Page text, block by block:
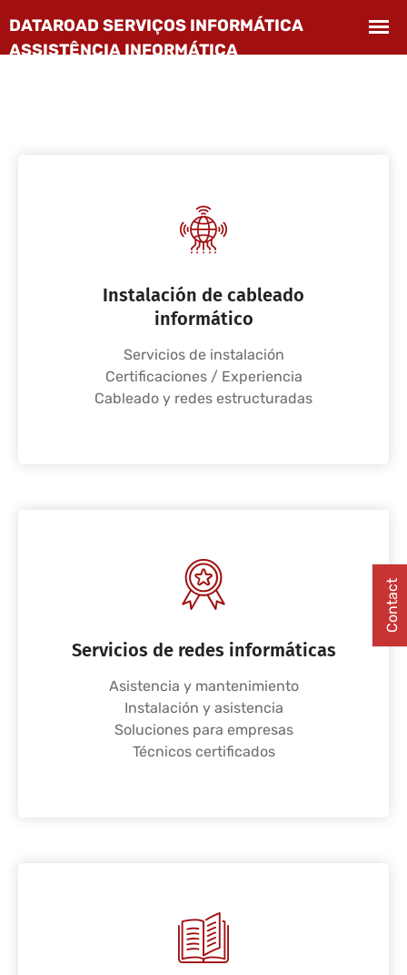
Instalación de cableado
informático
Servicios de instalación
Certificaciones / Experiencia
Cableado y redes estructuradas
Servicios de redes informáticas
Asistencia y mantenimiento
Instalación y asistencia
Soluciones para empresas
Técnicos certificados
Contact